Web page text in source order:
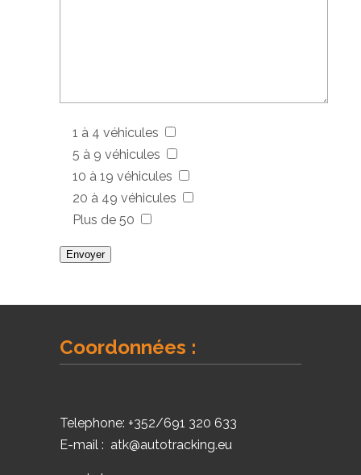
1 à 4 véhicules
5 à 9 véhicules
10 à 19 véhicules
20 à 49 véhicules
Plus de 50
Coordonnées :
Telephone: +352/691 320 633
E-mail : atk@autotracking.eu